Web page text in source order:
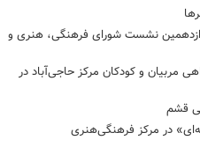
نشست شورای فرهنگی، هنری و
مربیان و کودکان مرکز حاجی‌آباد در
قشم
در مرکز فرهنگی‌هنری